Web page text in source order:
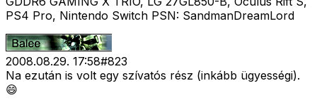
PS4 Pro, Nintendo Switch PSN: SandmanDreamLord
2008.08.29. 17:58#823
Na ezután is volt egy szívatós rész (inkább ügyességi).
😄